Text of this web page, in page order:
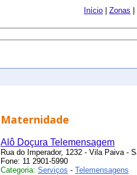
Início Zonas
Maternidade
Alô Doçura Telemensagem
Rua do Imperador, 1232 - Vila Paiva -
Fone: 11 2901-5990
Categoria: Serviços - Telemensagens